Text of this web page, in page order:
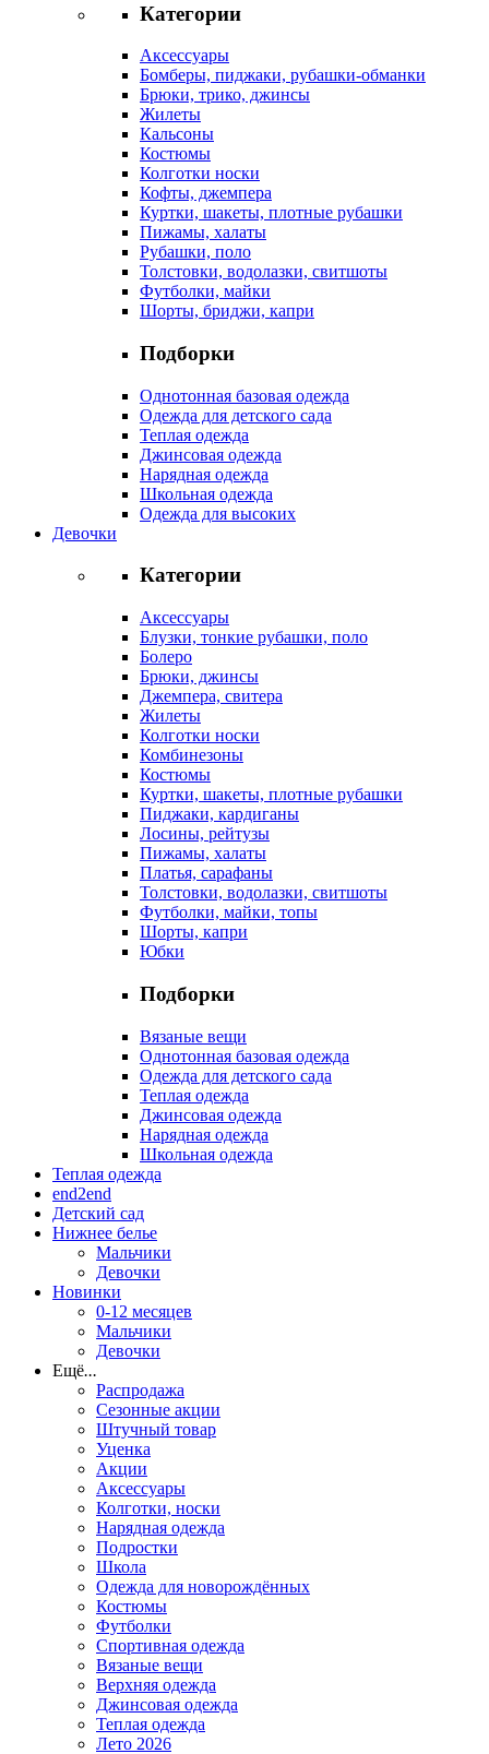
Категории
Аксессуары
Бомберы, пиджаки, рубашки-обманки
Брюки, трико, джинсы
Жилеты
Кальсоны
Костюмы
Колготки носки
Кофты, джемпера
Куртки, шакеты, плотные рубашки
Пижамы, халаты
Рубашки, поло
Толстовки, водолазки, свитшоты
Футболки, майки
Шорты, бриджи, капри
Подборки
Однотонная базовая одежда
Одежда для детского сада
Теплая одежда
Джинсовая одежда
Нарядная одежда
Школьная одежда
Одежда для высоких
Девочки
Категории
Аксессуары
Блузки, тонкие рубашки, поло
Болеро
Брюки, джинсы
Джемпера, свитера
Жилеты
Колготки носки
Комбинезоны
Костюмы
Куртки, шакеты, плотные рубашки
Пиджаки, кардиганы
Лосины, рейтузы
Пижамы, халаты
Платья, сарафаны
Толстовки, водолазки, свитшоты
Футболки, майки, топы
Шорты, капри
Юбки
Подборки
Вязаные вещи
Однотонная базовая одежда
Одежда для детского сада
Теплая одежда
Джинсовая одежда
Нарядная одежда
Школьная одежда
Теплая одежда
end2end
Детский сад
Нижнее белье
Мальчики
Девочки
Новинки
0-12 месяцев
Мальчики
Девочки
Ещё...
Распродажа
Сезонные акции
Штучный товар
Уценка
Акции
Аксессуары
Колготки, носки
Нарядная одежда
Подростки
Школа
Одежда для новорождённых
Костюмы
Футболки
Спортивная одежда
Вязаные вещи
Верхняя одежда
Джинсовая одежда
Теплая одежда
Лето 2026